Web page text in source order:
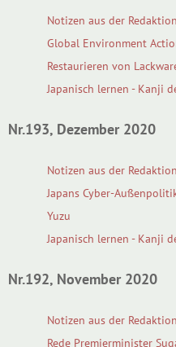
Notizen aus der Redaktion
Global Environment
Restaurieren von
Japanisch lernen - Kanji
Nr.193, Dezember 2020
Notizen aus der Redaktion
Japans Cyber-
Yuzu
Japanisch lernen - Kanji
Nr.192, November 2020
Notizen aus der Redaktion
Rede Premierminister